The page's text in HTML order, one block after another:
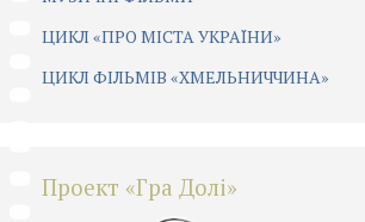
ЦИКЛ «ПРО МІСТА УКРАЇНИ»
ЦИКЛ ФІЛЬМІВ «ХМЕЛЬНИЧЧИНА»
Проект «Гра Долі»